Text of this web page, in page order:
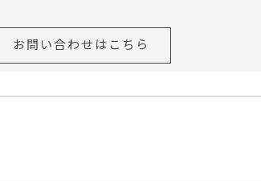
お問い合わせはこちら